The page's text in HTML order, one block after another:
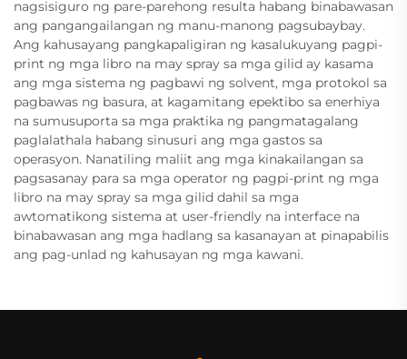
nagsisiguro ng pare-parehong resulta habang binabawasan
ang pangangailangan ng manu-manong pagsubaybay.
Ang kahusayang pangkapaligiran ng kasalukuyang pagpi-
print ng mga libro na may spray sa mga gilid ay kasama
ang mga sistema ng pagbawi ng solvent, mga protokol sa
pagbawas ng basura, at kagamitang epektibo sa enerhiya
na sumusuporta sa mga praktika ng pangmatagalang
paglalathala habang sinusuri ang mga gastos sa
operasyon. Nanatiling maliit ang mga kinakailangan sa
pagsasanay para sa mga operator ng pagpi-print ng mga
libro na may spray sa mga gilid dahil sa mga
awtomatikong sistema at user-friendly na interface na
binabawasan ang mga hadlang sa kasanayan at pinapabilis
ang pag-unlad ng kahusayan ng mga kawani.